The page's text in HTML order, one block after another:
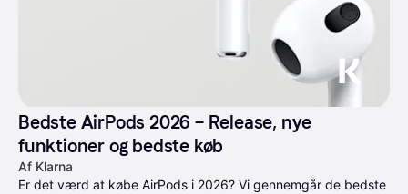
Bedste AirPods 2026 – Release, nye
funktioner og bedste køb
Af Klarna
Er det værd at købe AirPods i 2026? Vi gennemgår de bedste